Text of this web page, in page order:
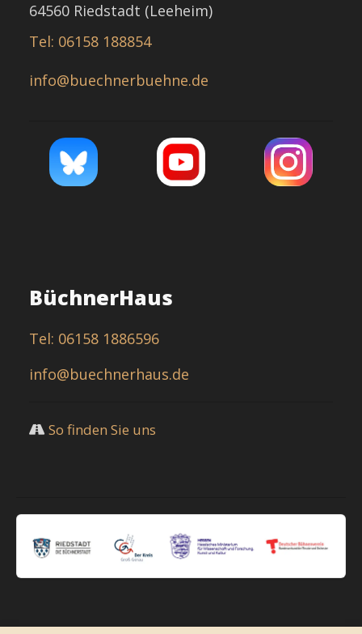
64560 Riedstadt (Leeheim)
Tel: 06158 188854
info@buechnerbuehne.de
BüchnerHaus
Tel: 06158 1886596
info@buechnerhaus.de
So finden Sie uns